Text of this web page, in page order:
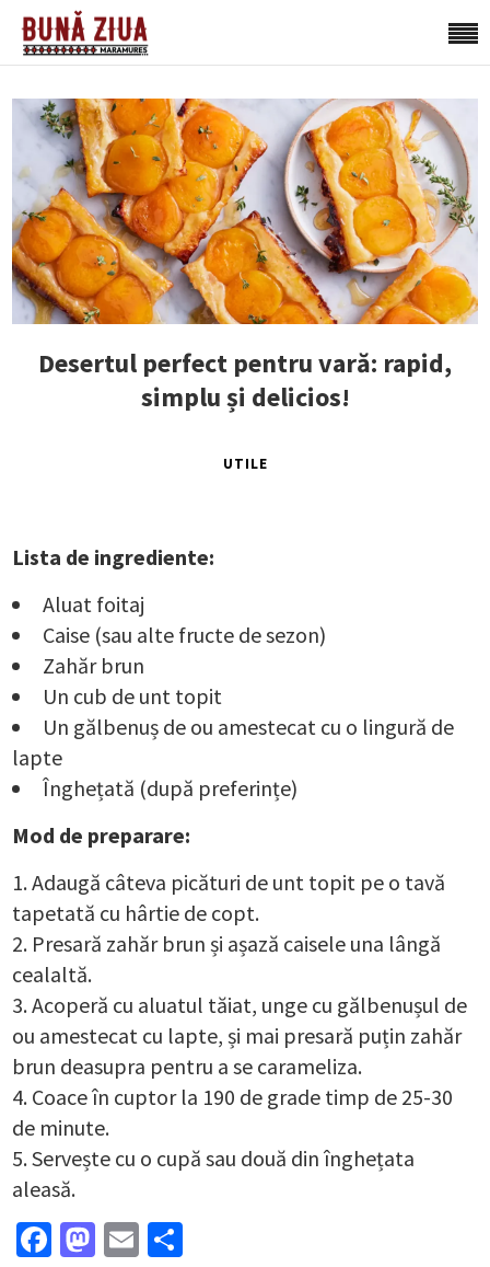
Desertul perfect pentru vară: rapid,
simplu și delicios!
UTILE
Lista de ingrediente:
Aluat foitaj
Caise (sau alte fructe de sezon)
Zahăr brun
Un cub de unt topit
Un gălbenuș de ou amestecat cu o lingură de
lapte
Înghețată (după preferințe)
Mod de preparare:
Adaugă câteva picături de unt topit pe o tavă
tapetată cu hârtie de copt.
Presară zahăr brun și așază caisele una lângă
cealaltă.
Acoperă cu aluatul tăiat, unge cu gălbenușul de
ou amestecat cu lapte, și mai presară puțin zahăr
brun deasupra pentru a se carameliza.
Coace în cuptor la 190 de grade timp de 25-30
de minute.
Servește cu o cupă sau două din înghețata
aleasă.
Facebook
Mastodon
Email